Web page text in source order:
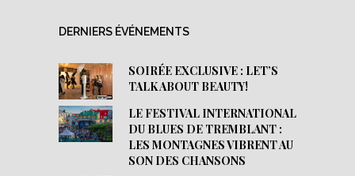
DERNIERS ÉVÉNEMENTS
SOIRÉE EXCLUSIVE : LET’S
TALK ABOUT BEAUTY!
LE FESTIVAL INTERNATIONAL
DU BLUES DE TREMBLANT :
LES MONTAGNES VIBRENT AU
SON DES CHANSONS